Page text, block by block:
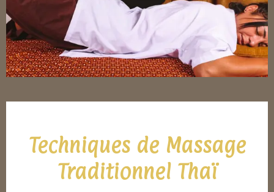
Techniques de Massage
Traditionnel Thaï